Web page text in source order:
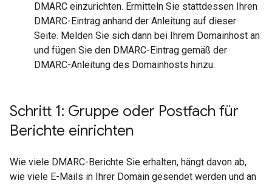
DMARC einzurichten. Ermitteln Sie stattdessen Ihren
DMARC-Eintrag anhand der Anleitung auf dieser
Seite. Melden Sie sich dann bei Ihrem Domainhost an
und fügen Sie den DMARC-Eintrag gemäß der
DMARC-Anleitung des Domainhosts hinzu.
Schritt 1: Gruppe oder Postfach für
Berichte einrichten
Wie viele DMARC-Berichte Sie erhalten, hängt davon ab,
wie viele E-Mails in Ihrer Domain gesendet werden und an